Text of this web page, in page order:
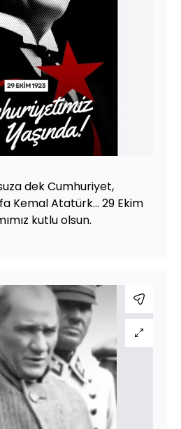
dek Cumhuriyet,
Kemal Atatürk... 29 Ekim
kutlu olsun.